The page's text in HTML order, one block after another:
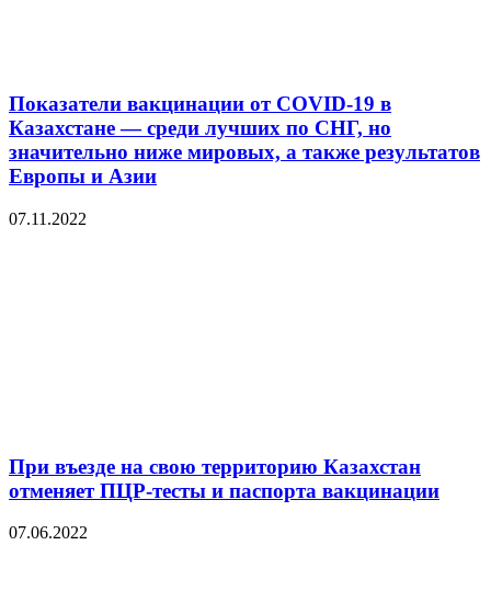
Показатели вакцинации от COVID-19 в
Казахстане — среди лучших по СНГ, но
значительно ниже мировых, а также результатов
Европы и Азии
07.11.2022
При въезде на свою территорию Казахстан
отменяет ПЦР-тесты и паспорта вакцинации
07.06.2022